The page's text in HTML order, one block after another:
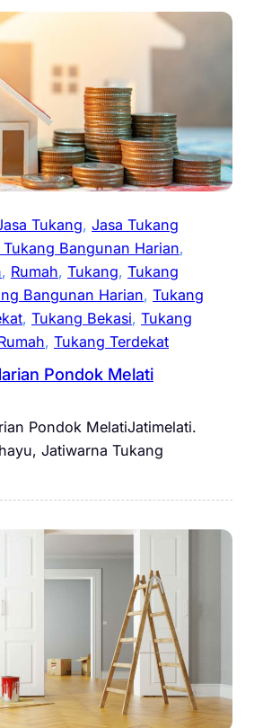
Tukang, Jasa Tukang
Tukang Bangunan Harian
, Rumah, Tukang, Tukang
Bangunan Harian, Tukang
, Tukang Bekasi, Tukang
, Tukang Terdekat
Pondok Melati
Pondok MelatiJatimelati.
Jatiwarna Tukang